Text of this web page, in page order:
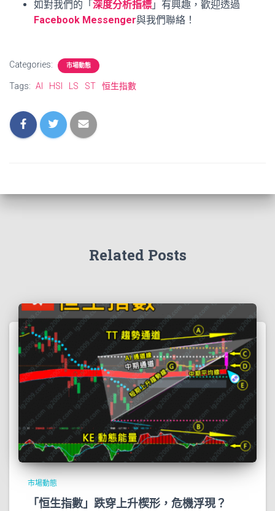
如對我們的「 深度分析指標 」有興趣，歡迎透過
Facebook Messenger與我們聯絡！
Categories: 市場動態
Tags: AI HSI LS ST 恒生指數
Related Posts
市場動態
「恒生指數」跌穿上升楔形，危機浮現？